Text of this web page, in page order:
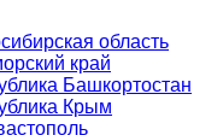
область
край
Башкортостан
Крым